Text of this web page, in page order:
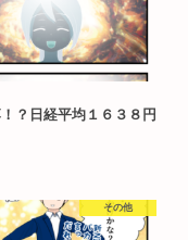
？日経平均１６３８円
その他